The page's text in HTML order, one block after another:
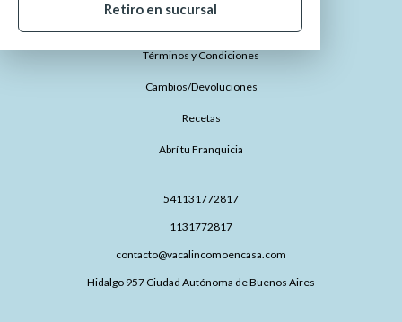
Retiro en sucursal
Términos y Condiciones
Cambios/Devoluciones
Recetas
Abrí tu Franquicia
541131772817
1131772817
contacto@vacalincomoencasa.com
Hidalgo 957 Ciudad Autónoma de Buenos Aires